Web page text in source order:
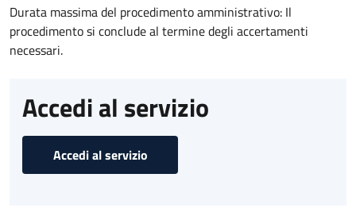
Durata massima del procedimento amministrativo: Il
procedimento si conclude al termine degli accertamenti
necessari.
Accedi al servizio
Accedi al servizio